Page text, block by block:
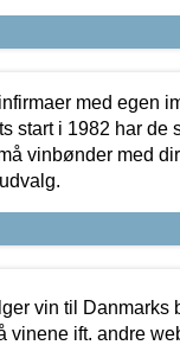
med egen
start i 1982 har de
vinbønder med
vin til Danmarks
vinene ift. andre